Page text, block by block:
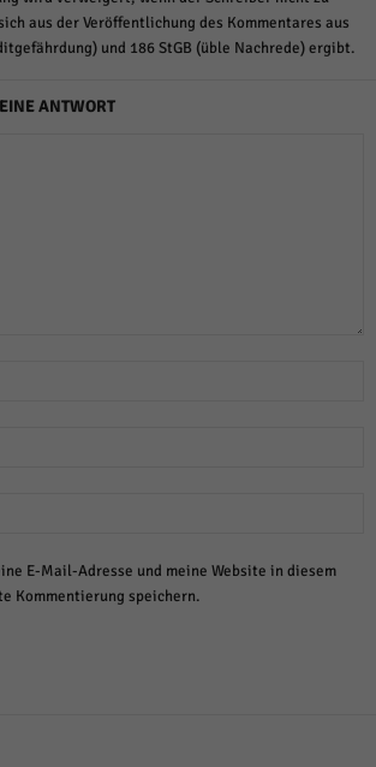
aus der Veröffentlichung des Kommentares aus
und 186 StGB (üble Nachrede) ergibt.
ANTWORT
E-Mail-Adresse und meine Website in diesem
Kommentierung speichern.